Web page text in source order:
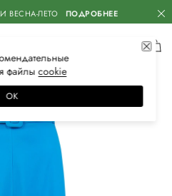
ВЕСНА-ЛЕТО ПОДРОБНЕЕ
Макси
файлысооkiе
ОК